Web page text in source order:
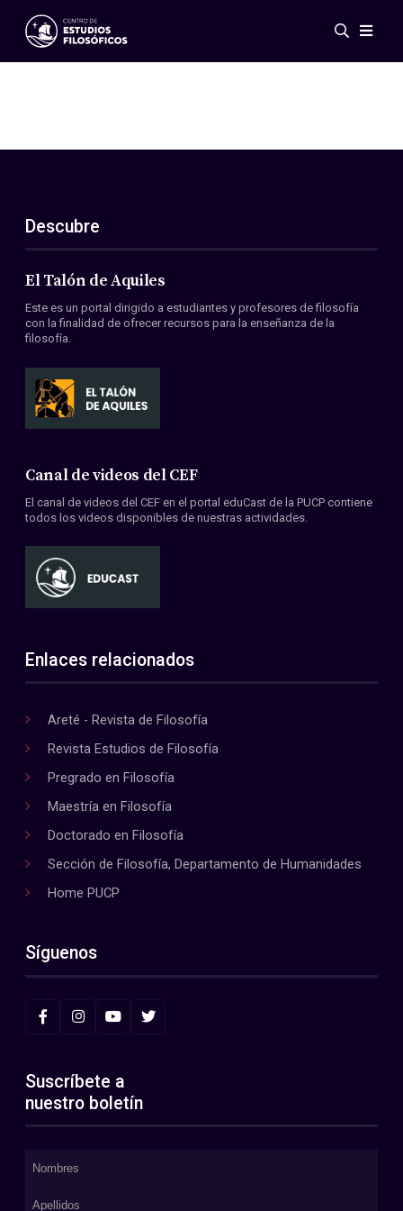
Eventos
ES
EN
Acerca de nosotros
Miembros
Convenios
Descubre
El Talón de Aquiles
Este es un portal dirigido a estudiantes y profesores de filosofía
con la finalidad de ofrecer recursos para la enseñanza de la
filosofía.
Canal de videos del CEF
El canal de videos del CEF en el portal eduCast de la PUCP contiene
todos los videos disponibles de nuestras actividades.
Enlaces relacionados
Areté - Revista de Filosofía
Revista Estudios de Filosofía
Pregrado en Filosofía
Maestría en Filosofía
Doctorado en Filosofía
Sección de Filosofía, Departamento de Humanidades
Home PUCP
Síguenos
Suscríbete a
nuestro boletín